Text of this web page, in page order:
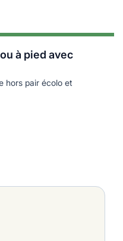
à pied avec
hors pair écolo et